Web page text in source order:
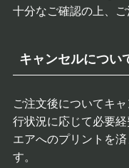
十分なご確認の上、ご
キャンセルについ
ご注文後についてキ
行状況に応じて必要
エアへのプリントを
す。